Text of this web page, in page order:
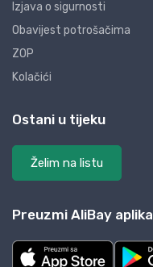
Izjava o sigurnosti
Obavijest potrošačima
ZOP
Kolačići
Ostani u tijeku
Želim na listu
Preuzmi AliBay